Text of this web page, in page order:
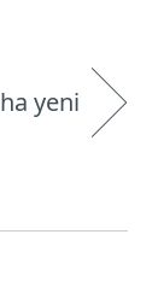
yeni